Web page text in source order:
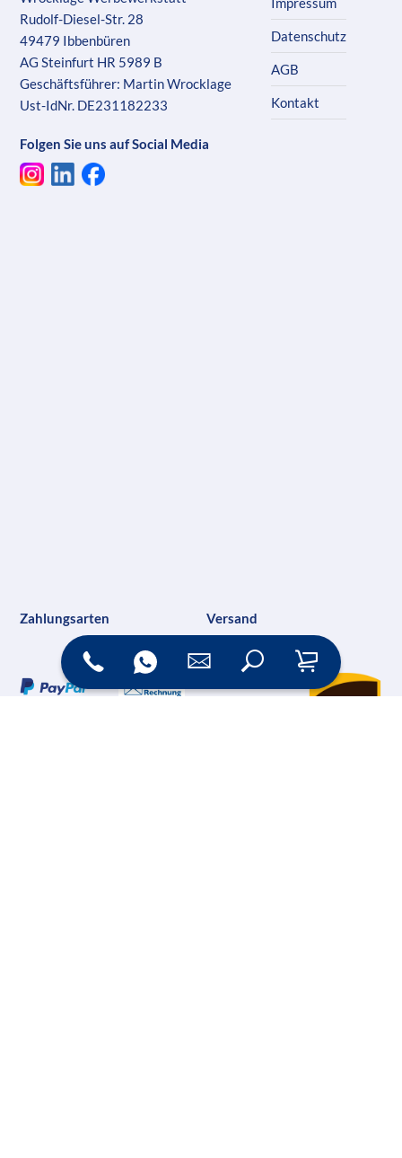
Rudolf-Diesel-Str. 28
49479 Ibbenbüren
AG Steinfurt HR 5989 B
Geschäftsführer: Martin Wrocklage
Ust-IdNr. DE231182233
Folgen Sie uns auf Social Media
Datenschutz
AGB
Kontakt
Zahlungsarten Versand